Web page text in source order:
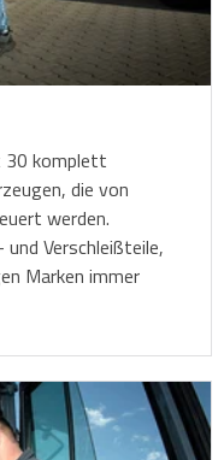
30 komplett
die von
werden.
Verschleißteile,
Marken immer